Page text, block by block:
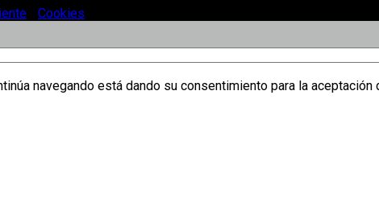
Cookies
navegando está dando su consentimiento para la